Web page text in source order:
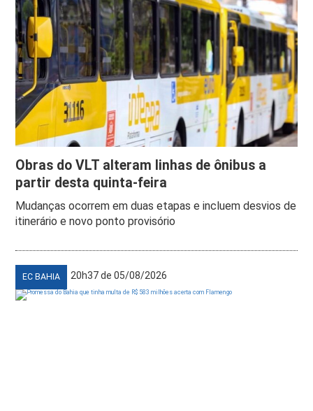
Obras do VLT alteram linhas de ônibus a
partir desta quinta-feira
Mudanças ocorrem em duas etapas e incluem desvios de
itinerário e novo ponto provisório
EC BAHIA 20h37 de 05/08/2026